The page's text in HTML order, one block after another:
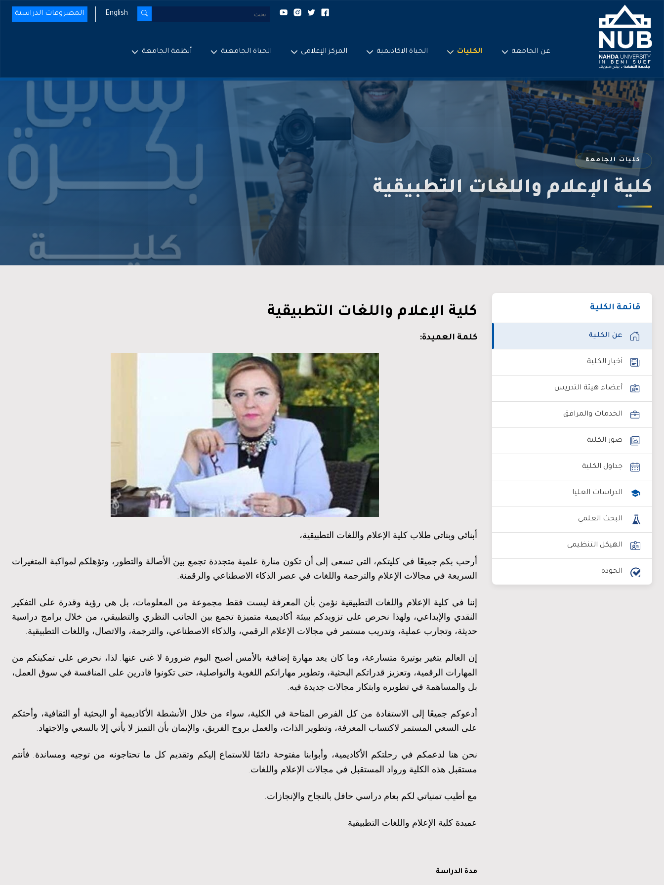
content
English المصروفات الدراسية
عن الجامعة الكليات الحياة الاكاديمية المركز الإعلامى الحياة الجامعية أنظمة الجامعة
كليات الجامعة
كلية الإعلام واللغات التطبيقية
قائمة الكلية
عن الكلية
أخبار الكلية
أعضاء هيئة التدريس
الخدمات والمرافق
صور الكلية
جداول الكلية
الدراسات العليا
البحث العلمي
الهيكل التنظيمى
الجودة
كلية الإعلام واللغات التطبيقية
كلمة العميدة:
أبنائي وبناتي طلاب كلية الإعلام واللغات التطبيقية،
أرحب بكم جميعًا في كليتكم، التي تسعى إلى أن تكون منارة علمية متجددة تجمع بين الأصالة والتطور، وتؤهلكم لمواكبة المتغيرات
السريعة في مجالات الإعلام والترجمة واللغات في عصر الذكاء الاصطناعي والرقمنة.
إننا في كلية الإعلام واللغات التطبيقية نؤمن بأن المعرفة ليست فقط مجموعة من المعلومات، بل هي رؤية وقدرة على التفكير
النقدي والإبداعي، ولهذا نحرص على تزويدكم ببيئة أكاديمية متميزة تجمع بين الجانب النظري والتطبيقي، من خلال برامج دراسية
حديثة، وتجارب عملية، وتدريب مستمر في مجالات الإعلام الرقمي، والذكاء الاصطناعي، والترجمة، والاتصال، واللغات التطبيقية.
إن العالم يتغير بوتيرة متسارعة، وما كان يعد مهارة إضافية بالأمس أصبح اليوم ضرورة لا غنى عنها. لذا، نحرص على تمكينكم من
المهارات الرقمية، وتعزيز قدراتكم البحثية، وتطوير مهاراتكم اللغوية والتواصلية، حتى تكونوا قادرين على المنافسة في سوق العمل،
بل والمساهمة في تطويره وابتكار مجالات جديدة فيه.
أدعوكم جميعًا إلى الاستفادة من كل الفرص المتاحة في الكلية، سواء من خلال الأنشطة الأكاديمية أو البحثية أو الثقافية، وأحثكم
على السعي المستمر لاكتساب المعرفة، وتطوير الذات، والعمل بروح الفريق، والإيمان بأن التميز لا يأتي إلا بالسعي والاجتهاد.
نحن هنا لدعمكم في رحلتكم الأكاديمية، وأبوابنا مفتوحة دائمًا للاستماع إليكم وتقديم كل ما تحتاجونه من توجيه ومساندة. فأنتم
مستقبل هذه الكلية ورواد المستقبل في مجالات الإعلام واللغات.
مع أطيب تمنياتي لكم بعام دراسي حافل بالنجاح والإنجازات.
عميدة كلية الإعلام واللغات التطبيقية
مدة الدراسة